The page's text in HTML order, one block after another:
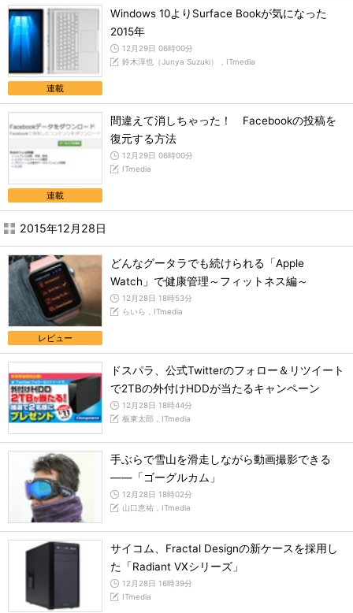
連載
Windows 10よりSurface Bookが気になった
2015年
12月29日 06時00分
鈴木淳也（Junya Suzuki），ITmedia
連載
間違えて消しちゃった！ Facebookの投稿を
復元する方法
12月29日 06時00分
ITmedia
2015年12月28日
レビュー
どんなグータラでも続けられる「Apple
Watch」で健康管理～フィットネス編～
12月28日 18時53分
らいら，ITmedia
ドスパラ、公式Twitterのフォロー＆リツイート
で2TBの外付けHDDが当たるキャンペーン
12月28日 18時44分
板東太郎，ITmedia
手ぶらで雪山を滑走しながら動画撮影できる
――「ゴーグルカム」
12月28日 18時02分
山口恵祐，ITmedia
サイコム、Fractal Designの新ケースを採用し
た「Radiant VXシリーズ」
12月28日 16時39分
ITmedia